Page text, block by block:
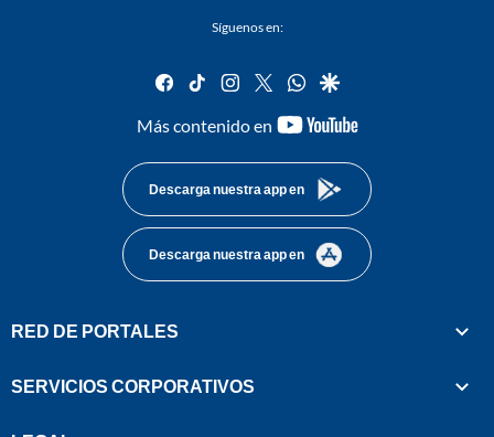
Síguenos en:
facebook
tiktok instagram
twitterwhatsapp
google
Más contenido en
youtube-
Descarga nuestra app en
Descarga nuestra app en
RED DE PORTALES
SERVICIOS CORPORATIVOS